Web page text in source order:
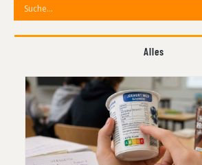
Alles
ZWISCHEN NUTRI-